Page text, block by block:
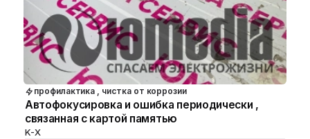
профилактика , чистка от коррозии
Автофокусировка и ошибка периодически ,
связанная с картой памятью
K-X